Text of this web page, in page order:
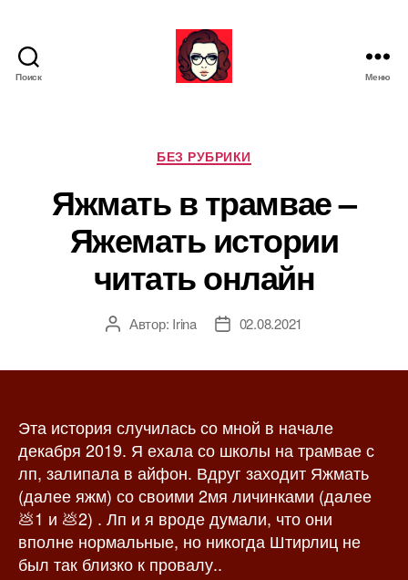
Поиск
М
а
т
ь
Меню
Р
у
б
р
к
и
БЕЗ РУБРИКИ
Яжмать в трамвае –
Яжемать истории
читать онлайн
А
з
а
и
с
и
Автор: Irina
Д
а
п
с
и
02.08.2021
Эта история случилась со мной в начале
декабря 2019. Я ехала со школы на трамвае с
лп, залипала в айфон. Вдруг заходит Яжмать
(далее яжм) со своими 2мя личинками (далее
💩1 и 💩2) . Лп и я вроде думали, что они
вполне нормальные, но никогда Штирлиц не
был так близко к провалу..